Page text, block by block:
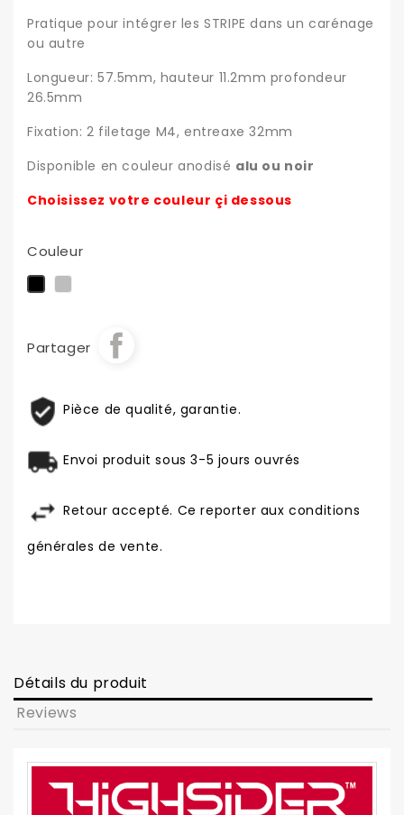
Pratique pour intégrer les STRIPE dans un carénage
ou autre
Longueur: 57.5mm, hauteur 11.2mm profondeur
26.5mm
Fixation: 2 filetage M4, entreaxe 32mm
Disponible en couleur anodisé alu ou noir
Choisissez votre couleur çi dessous
Couleur
Noir
Partager
Pièce de qualité, garantie.
Envoi produit sous 3-5 jours ouvrés
Retour accepté. Ce reporter aux conditions
générales de vente.
Détails du produit
Reviews